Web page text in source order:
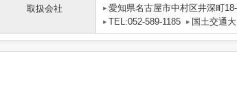
取扱会社
愛知県名古屋市中村区井深町
TEL:052-589-1185
国土交通